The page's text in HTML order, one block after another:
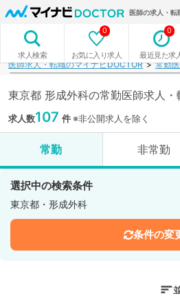
医師の求人・転
求人検索 お気に入り求人
0
最近見た求
0
医師求人・転職のマイナビDOCTOR 常勤
東京都 形成外科の常勤医師求人・
求人数107 件※非公開求人を除く
常勤 非常勤
選択中の検索条件
東京都・形成外科
条件の変